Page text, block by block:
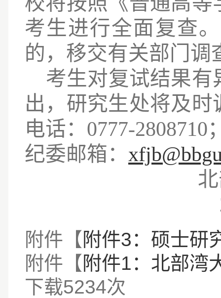
考生进行全面复查
的，移交有关部门调
考生对复试结果
出，研究生处将及
电话： 0777-2808710
纪委邮箱：
北部湾大
附件【 附件3：硕士研
附件【 附件1：北部湾
下载5234次